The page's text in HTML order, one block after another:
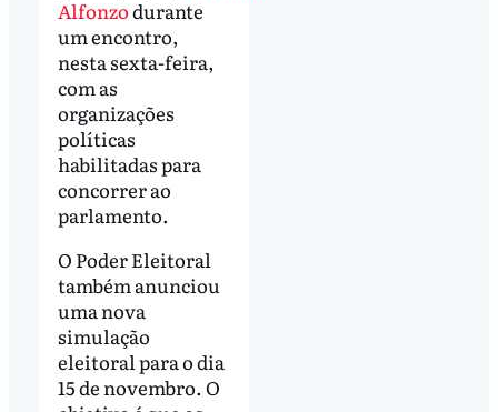
Alfonzodurante
um encontro,
nesta sexta-feira,
com as
organizações
políticas
habilitadas para
concorrer ao
parlamento.
O Poder Eleitoral
também anunciou
uma nova
simulação
eleitoral para o dia
15 de novembro. O